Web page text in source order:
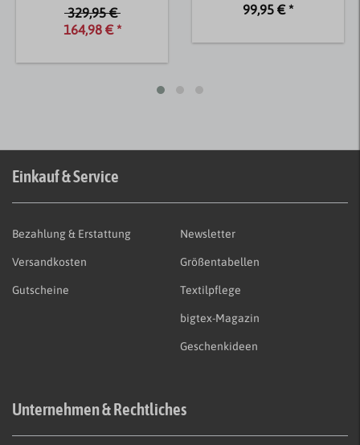
329,95 €
164,98 € *
99,95 € *
Einkauf & Service
Bezahlung & Erstattung
Versandkosten
Gutscheine
Newsletter
Größentabellen
Textilpflege
bigtex-Magazin
Geschenkideen
Unternehmen & Rechtliches